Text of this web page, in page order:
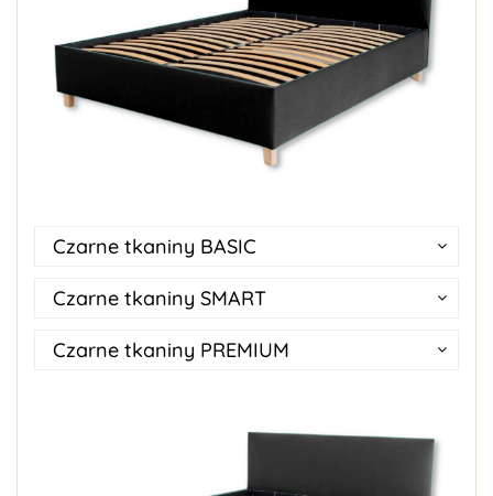
Czarne tkaniny BASIC
Czarne tkaniny SMART
Czarne tkaniny PREMIUM